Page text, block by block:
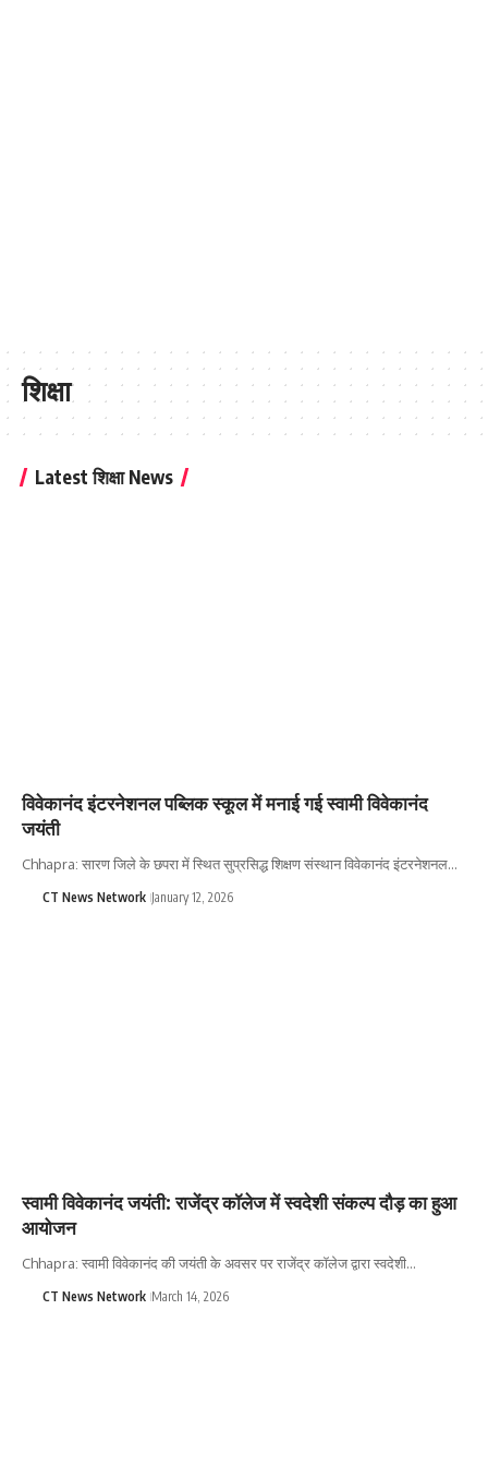
शिक्षा
Latest शिक्षा News
विवेकानंद इंटरनेशनल पब्लिक स्कूल में मनाई गई स्वामी विवेकानंद
जयंती
Chhapra: सारण जिले के छपरा में स्थित सुप्रसिद्ध शिक्षण संस्थान विवेकानंद इंटरनेशनल…
CT News Network January 12, 2026
स्वामी विवेकानंद जयंती: राजेंद्र कॉलेज में स्वदेशी संकल्प दौड़ का हुआ
आयोजन
Chhapra: स्वामी विवेकानंद की जयंती के अवसर पर राजेंद्र कॉलेज द्वारा स्वदेशी…
CT News Network March 14, 2026